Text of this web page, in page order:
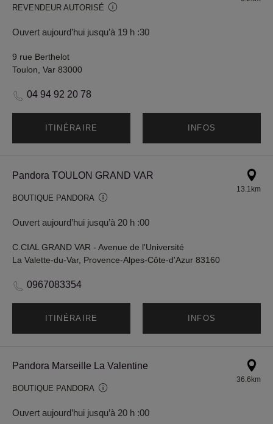
REVENDEUR AUTORISÉ
Ouvert aujourd’hui jusqu’à 19 h :30
9 rue Berthelot
Toulon, Var 83000
04 94 92 20 78
ITINÉRAIRE INFOS
Pandora TOULON GRAND VAR
BOUTIQUE PANDORA
Ouvert aujourd’hui jusqu’à 20 h :00
13.1km
C.CIAL GRAND VAR - Avenue de l'Université
La Valette-du-Var, Provence-Alpes-Côte-d'Azur 83160
0967083354
ITINÉRAIRE INFOS
Pandora Marseille La Valentine
BOUTIQUE PANDORA
Ouvert aujourd’hui jusqu’à 20 h :00
36.6km